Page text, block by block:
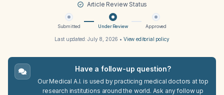
Article Review Status
Submitted Under Review Approved
Last updated:July 8, 2026 • View editorial policy
Have a follow-up question?
Our Medical A.I. is used by practicing medical doctors at top
research institutions around the world. Ask any follow up